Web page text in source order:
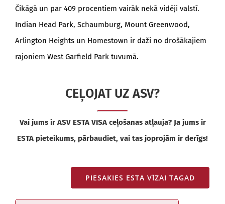
Čikāgā un par 409 procentiem vairāk nekā vidēji valstī.
Indian Head Park, Schaumburg, Mount Greenwood,
Arlington Heights un Homestown ir daži no drošākajiem
rajoniem West Garfield Park tuvumā.
CEĻOJAT UZ ASV?
Vai jums ir ASV ESTA VISA ceļošanas atļauja? Ja jums ir
ESTA pieteikums, pārbaudiet, vai tas joprojām ir derīgs!
PIESAKIES ESTA VĪZAI TAGAD